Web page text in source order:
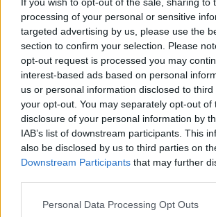
processing of your personal or sensitive
targeted advertising by us, please use the
section to confirm your selection. Please
opt-out request is processed you may
interest-based ads based on personal
us or personal information disclosed to
your opt-out. You may separately opt-out of
disclosure of your personal information by
IAB’s list of downstream participants. This
also be disclosed by us to third parties on
Downstream Participants that may further
Personal Data Processing Opt Outs
καθεστώς για την Άμυνα»
07/08/2026 - 09:39 ΠΟΛΙΤΙΚΗ
Νέα στρατηγική συνεργασία της ΓΓ
και Ενημέρωσης με το ΕΙΕ
07/08/2026 - 09:22 ΠΟΛΙΤΙΚΗ
Ταϊλάνδη: Επτά νεκροί, 15 τραυματίες
πυροβολισμούς σε σχολείο -
07/08/2026 - 09:11 ΚΟΣΜΟΣ
07/08/2026 - 08:54 ΕΛΛΑΔΑ